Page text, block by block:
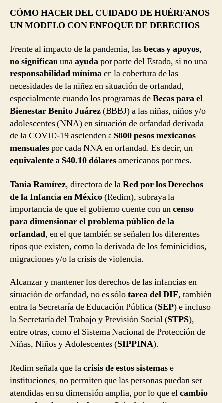
CÓMO HACER DEL CUIDADO DE HUÉRFANOS
UN MODELO CON ENFOQUE DE DERECHOS
Frente al impacto de la pandemia, lasbecas y apoyos,
no significanunaayudapor parte del Estado, si no una
responsabilidad mínimaen la cobertura de las
necesidades de la niñez en situación de orfandad,
especialmente cuando los programas deBecas para el
Bienestar Benito Juárez(BBBJ) a las niñas, niños y/o
adolescentes (NNA) en situación de orfandad derivada
de la COVID-19 ascienden a$800 pesos mexicanos
mensualespor cada NNA en orfandad. Es decir, un
equivalente a $40.10 dólaresamericanos por mes.
Tania Ramírez, directora de laRed por los Derechos
de la Infancia en México(Redim), subraya la
importancia de que el gobierno cuente con uncenso
para dimensionar el problema público de la
orfandad, en el que también se señalen los diferentes
tipos que existen, como la derivada de los feminicidios,
migraciones y/o la crisis de violencia.
Alcanzar y mantener los derechos de las infancias en
situación de orfandad, no es sólotarea del DIF, también
entra la Secretaría de Educación Pública (SEP) e incluso
la Secretaría del Trabajo y Previsión Social (STPS),
entre otras, como el Sistema Nacional de Protección de
Niñas, Niños y Adolescentes (SIPPINA).
Redim señala que lacrisis de estos sistemase
instituciones, no permiten que las personas puedan ser
atendidas en su dimensión amplia, por lo que elcambio